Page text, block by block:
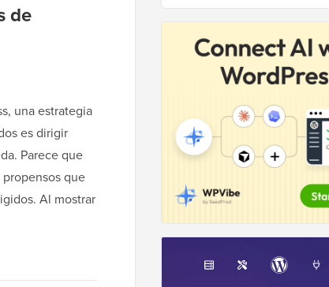
de
una estrategia
es dirigir
Parece que
que
Al mostrar